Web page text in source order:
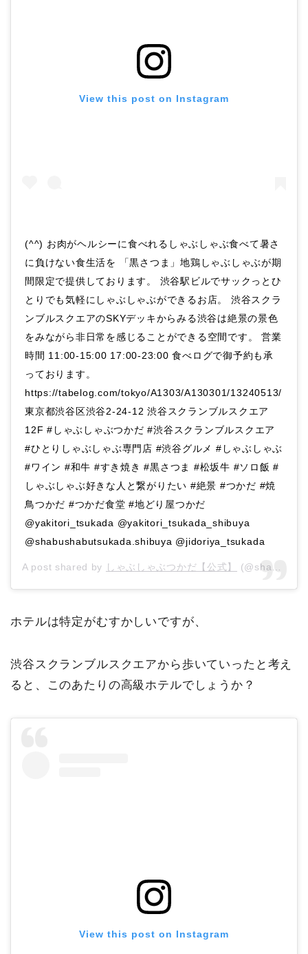
View this post on Instagram
(^^) お肉がヘルシーに食べれるしゃぶしゃぶ食べて暑さ
に負けない食生活を 「黒さつま」地鶏しゃぶしゃぶが期
間限定で提供しております。 渋谷駅ビルでサックっとひ
とりでも気軽にしゃぶしゃぶができるお店。 渋谷スクラ
ンブルスクエアのSKYデッキからみる渋谷は絶景の景色
をみながら非日常を感じることができる空間です。 営業
時間 11:00-15:00 17:00-23:00 食べログで御予約も承
っております。
https://tabelog.com/tokyo/A1303/A130301/13240513/
東京都渋谷区渋谷2-24-12 渋谷スクランブルスクエア
12F #しゃぶしゃぶつかだ #渋谷スクランブルスクエア
#ひとりしゃぶしゃぶ専門店 #渋谷グルメ #しゃぶしゃぶ
#ワイン #和牛 #すき焼き #黒さつま #松坂牛 #ソロ飯 #
しゃぶしゃぶ好きな人と繋がりたい #絶景 #つかだ #焼
鳥つかだ #つかだ食堂 #地どり屋つかだ
@yakitori_tsukada @yakitori_tsukada_shibuya
@shabushabutsukada.shibuya @jidoriya_tsukada
A post shared by しゃぶしゃぶつかだ【公式】 (@shabushabutsukada.shibuya) on
ホテルは特定がむすかしいですが、
渋谷スクランブルスクエアから歩いていったと考え
ると、このあたりの高級ホテルでしょうか？
View this post on Instagram